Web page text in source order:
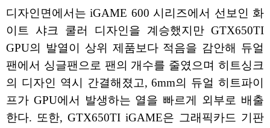
디자인면에서는 iGAME 600 시리즈에서 선보인 화
이트 샤크 쿨러 디자인을 계승했지만 GTX650TI
GPU의 발열이 상위 제품보다 적음을 감안해 듀얼
팬에서 싱글팬으로 팬의 개수를 줄였으며 히트싱크
의 디자인 역시 간결해졌고, 6mm의 듀얼 히트파이
프가 GPU에서 발생하는 열을 빠르게 외부로 배출
한다. 또한, GTX650TI iGAME은 그래픽카드 기판